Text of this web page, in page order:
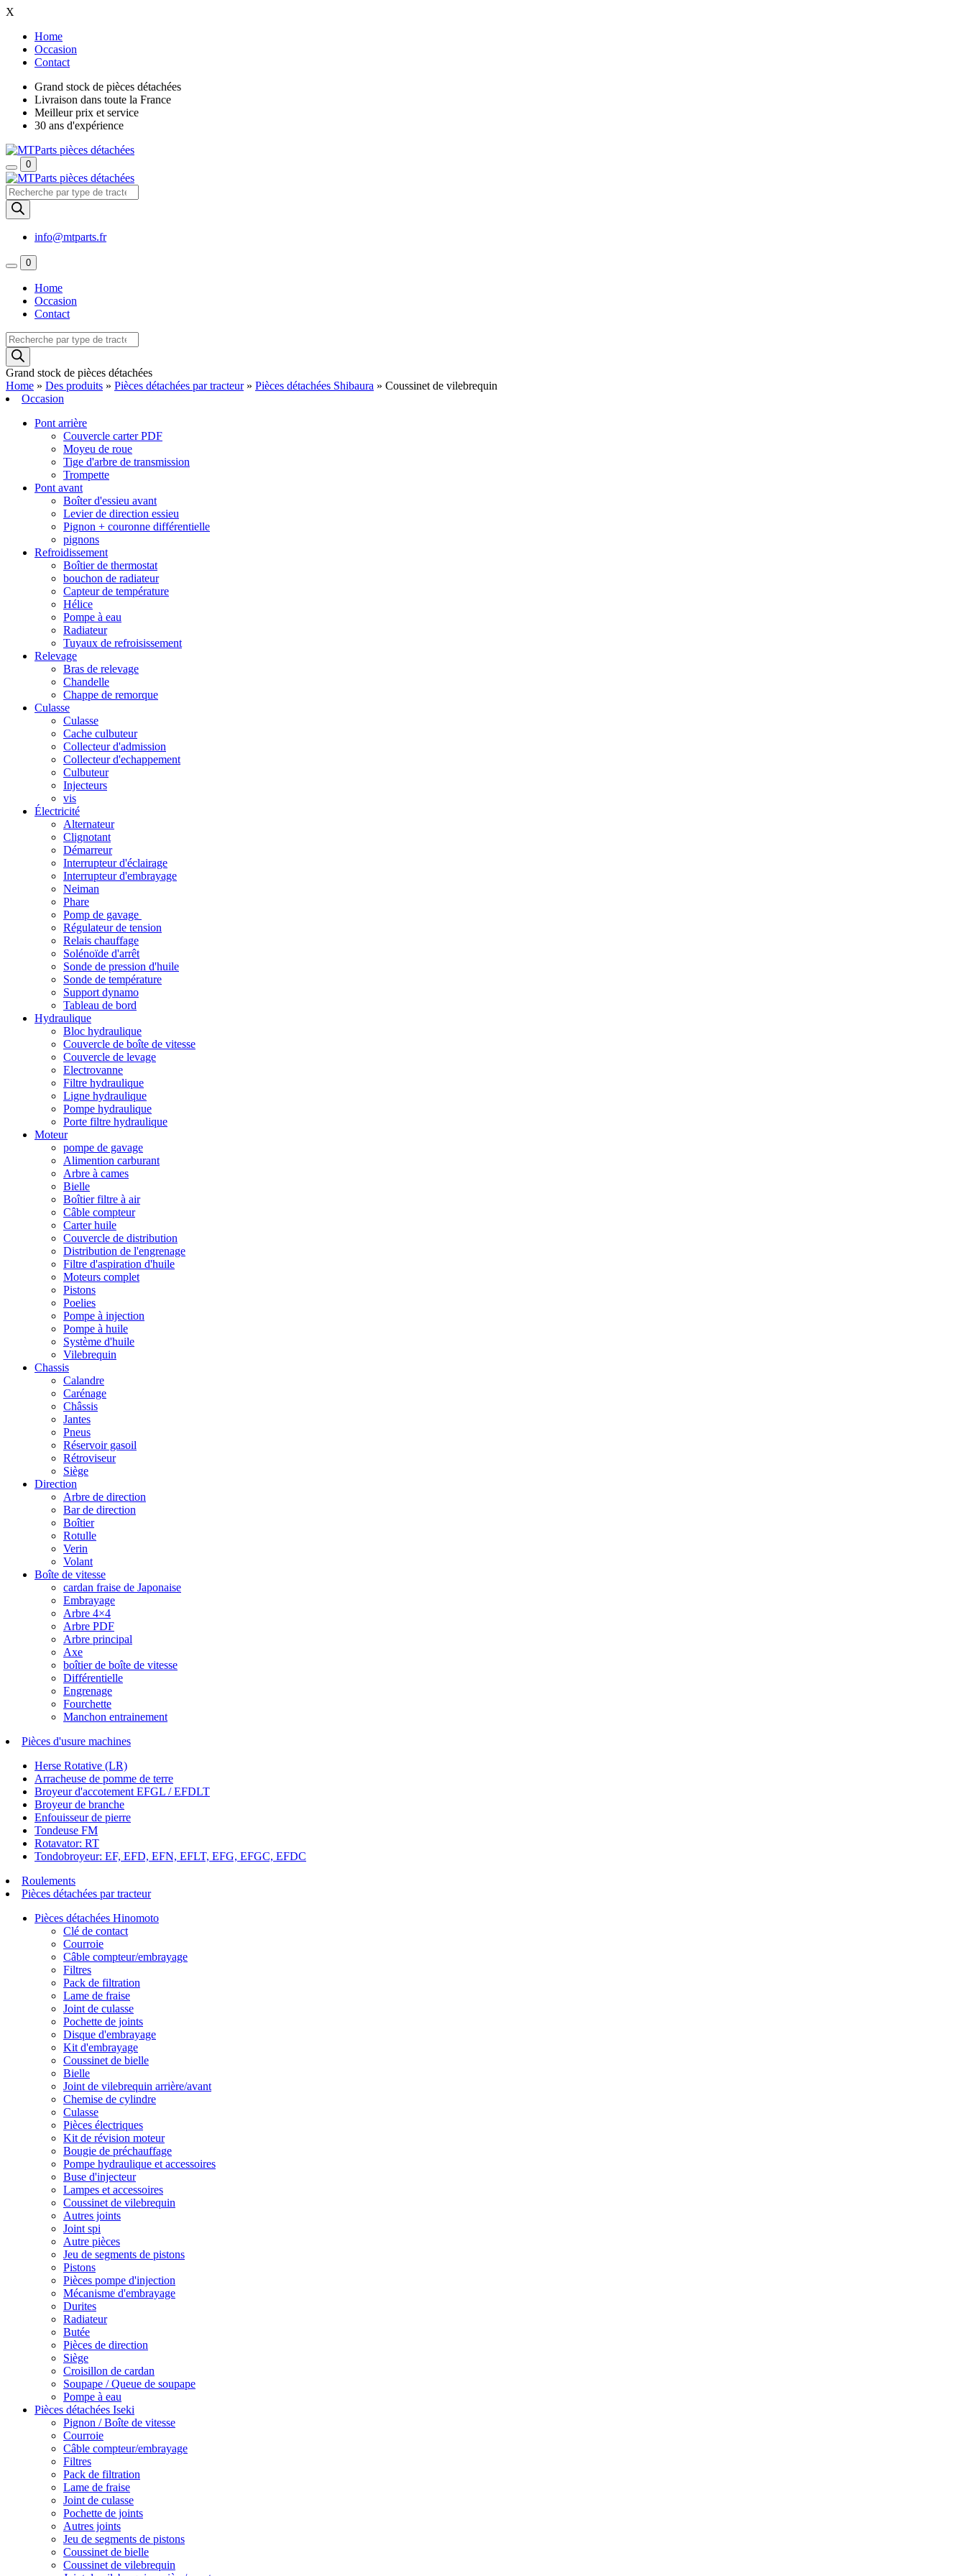
X
Home
Occasion
Contact
Grand stock de pièces détachées
Livraison dans toute la France
Meilleur prix et service
30 ans d'expérience
0
Recherche
de
produits
info@mtparts.fr
0
Home
Occasion
Contact
Recherche
de
produits
Grand stock de pièces détachées
Home » Des produits » Pièces détachées par tracteur» Pièces détachées Shibaura » Coussinet de vilebrequin
Occasion
Pont arrière
Couvercle carter PDF
Moyeu de roue
Tige d'arbre de transmission
Trompette
Pont avant
Boîter d'essieu avant
Levier de direction essieu
Pignon + couronne différentielle
pignons
Refroidissement
Boîtier de thermostat
bouchon de radiateur
Capteur de température
Hélice
Pompe à eau
Radiateur
Tuyaux de refroisissement
Relevage
Bras de relevage
Chandelle
Chappe de remorque
Culasse
Culasse
Cache culbuteur
Collecteur d'admission
Collecteur d'echappement
Culbuteur
Injecteurs
vis
Électricité
Alternateur
Clignotant
Démarreur
Interrupteur d'éclairage
Interrupteur d'embrayage
Neiman
Phare
Pomp de gavage
Régulateur de tension
Relais chauffage
Solénoïde d'arrêt
Sonde de pression d'huile
Sonde de température
Support dynamo
Tableau de bord
Hydraulique
Bloc hydraulique
Couvercle de boîte de vitesse
Couvercle de levage
Electrovanne
Filtre hydraulique
Ligne hydraulique
Pompe hydraulique
Porte filtre hydraulique
Moteur
pompe de gavage
Alimention carburant
Arbre à cames
Bielle
Boîtier filtre à air
Câble compteur
Carter huile
Couvercle de distribution
Distribution de l'engrenage
Filtre d'aspiration d'huile
Moteurs complet
Pistons
Poelies
Pompe à injection
Pompe à huile
Système d'huile
Vilebrequin
Chassis
Calandre
Carénage
Châssis
Jantes
Pneus
Réservoir gasoil
Rétroviseur
Siège
Direction
Arbre de direction
Bar de direction
Boîtier
Rotulle
Verin
Volant
Boîte de vitesse
cardan fraise de Japonaise
Embrayage
Arbre 4×4
Arbre PDF
Arbre principal
Axe
boîtier de boîte de vitesse
Différentielle
Engrenage
Fourchette
Manchon entrainement
Pièces d'usure machines
Herse Rotative (LR)
Arracheuse de pomme de terre
Broyeur d'accotement EFGL / EFDLT
Broyeur de branche
Enfouisseur de pierre
Tondeuse FM
Rotavator: RT
Tondobroyeur: EF, EFD, EFN, EFLT, EFG, EFGC, EFDC
Roulements
Pièces détachées par tracteur
Pièces détachées Hinomoto
Clé de contact
Courroie
Câble compteur/embrayage
Filtres
Pack de filtration
Lame de fraise
Joint de culasse
Pochette de joints
Disque d'embrayage
Kit d'embrayage
Coussinet de bielle
Bielle
Joint de vilebrequin arrière/avant
Chemise de cylindre
Culasse
Pièces électriques
Kit de révision moteur
Bougie de préchauffage
Pompe hydraulique et accessoires
Buse d'injecteur
Lampes et accessoires
Coussinet de vilebrequin
Autres joints
Joint spi
Autre pièces
Jeu de segments de pistons
Pistons
Pièces pompe d'injection
Mécanisme d'embrayage
Durites
Radiateur
Butée
Pièces de direction
Siège
Croisillon de cardan
Soupape / Queue de soupape
Pompe à eau
Pièces détachées Iseki
Pignon / Boîte de vitesse
Courroie
Câble compteur/embrayage
Filtres
Pack de filtration
Lame de fraise
Joint de culasse
Pochette de joints
Autres joints
Jeu de segments de pistons
Coussinet de bielle
Coussinet de vilebrequin